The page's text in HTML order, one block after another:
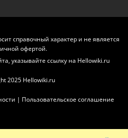
справочный характер и не является
офертой.
указывайте ссылку на Hellowiki.ru
2025 Hellowiki.ru
| Пользовательское соглашение